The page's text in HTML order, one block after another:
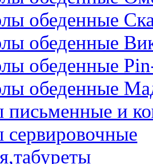
обеденные
обеденные
обеденные
обеденные
письменные и
сервировочные